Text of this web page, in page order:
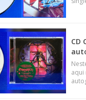
CD
aqui